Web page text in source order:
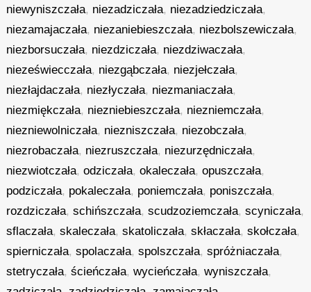
niewyniszczała, niezadziczała, niezadziedziczała,
niezamajaczała, niezaniebieszczała, niezbolszewiczała,
niezborsuczała, niezdziczała, niezdziwaczała,
niezeświecczała, niezgąbczała, niezjełczała,
niezłajdaczała, niezłyczała, niezmaniaczała,
niezmiękczała, niezniebieszczała, niezniemczała,
niezniewolniczała, niezniszczała, niezobczała,
niezrobaczała, niezruszczała, niezurzędniczała,
niezwiotczała,odziczała,okaleczała,opuszczała,
podziczała, pokaleczała, poniemczała, poniszczała,
rozdziczała,schińszczała,scudzoziemczała,scyniczała,
sflaczała,skaleczała,skatoliczała,skłaczała,skołczała,
spierniczała,spolaczała,spolszczała,spróżniaczała,
stetryczała,ścieńczała,wycieńczała,wyniszczała,